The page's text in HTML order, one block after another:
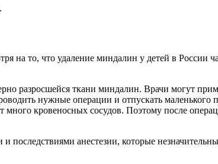
на то, что удаление миндалин у детей в России
разросшейся ткани миндалин. Врачи могут
нужные операции и отпускать маленького
кровеносных сосудов. Поэтому после
последствиями анестезии, которые